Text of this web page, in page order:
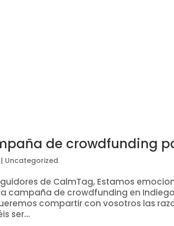
de crowdfunding
| Uncategorized
de CalmTag, Estamos
campaña de crowdfunding en
compartir con vosotros las
ser...